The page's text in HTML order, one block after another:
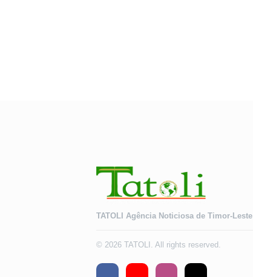
TATOLI Agência Noticiosa de Timor-Leste
© 2026 TATOLI. All rights reserved.